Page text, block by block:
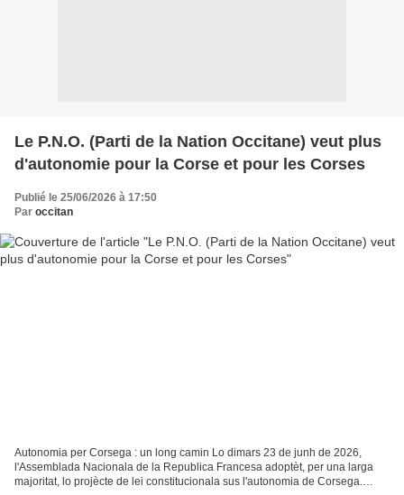
Le P.N.O. (Parti de la Nation Occitane) veut plus
d'autonomie pour la Corse et pour les Corses
Publié le 25/06/2026 à 17:50
Par occitan
Autonomia per Corsega : un long camin Lo dimars 23 de junh de 2026,
l'Assemblada Nacionala de la Republica Francesa adoptèt, per una larga
majoritat, lo projècte de lei constitucionala sus l'autonomia de Corsega.